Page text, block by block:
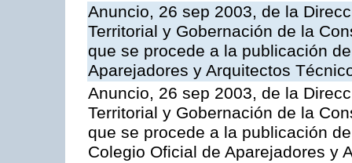
Anuncio, 26 sep 2003, de la
Territorial y Gobernación de la
que se procede a la publicación
Aparejadores y Arquitectos
Anuncio, 26 sep 2003, de la
Territorial y Gobernación de la
que se procede a la publicación
Colegio Oficial de Aparejadores y